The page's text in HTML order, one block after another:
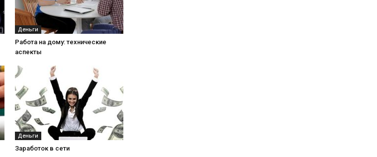
Деньги
Работа на дому: технические
аспекты
Деньги
Заработок в сети